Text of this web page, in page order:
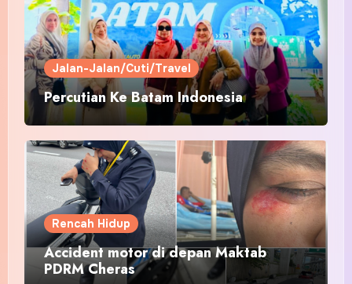
Jalan-Jalan/Cuti/Travel
Percutian Ke Batam Indonesia
Rencah Hidup
Accident motor di depan Maktab
PDRM Cheras